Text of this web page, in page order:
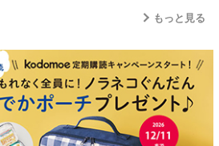
もっと見る